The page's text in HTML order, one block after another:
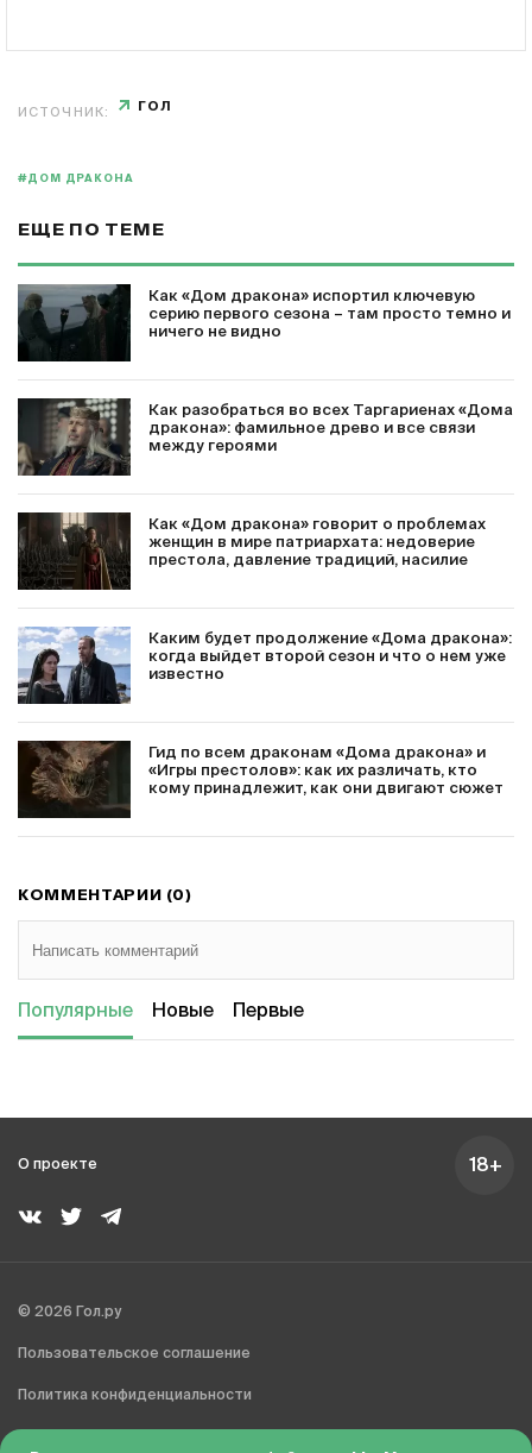
ИСТОЧНИК: ГОЛ
#ДОМ ДРАКОНА
ЕЩЕ ПО ТЕМЕ
Как «Дом дракона» испортил ключевую
серию первого сезона – там просто темно и
ничего не видно
Как разобраться во всех Таргариенах «Дома
дракона»: фамильное древо и все связи
между героями
Как «Дом дракона» говорит о проблемах
женщин в мире патриархата: недоверие
престола, давление традиций, насилие
Каким будет продолжение «Дома дракона»:
когда выйдет второй сезон и что о нем уже
известно
Гид по всем драконам «Дома дракона» и
«Игры престолов»: как их различать, кто
кому принадлежит, как они двигают сюжет
КОММЕНТАРИИ (0)
Популярные Новые Первые
О проекте 18+
© 2026 Гол.ру
Пользовательское соглашение
Политика конфиденциальности